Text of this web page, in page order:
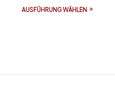
AUSFÜHRUNG WÄHLEN